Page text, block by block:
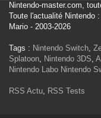
Nintendo-master.com,
Toute l'actualité Nintendo
Mario - 2003-2026
Tags : Nintendo Switch,
Splatoon, Nintendo 3DS,
Nintendo Labo Nintendo
RSS Actu, RSS Tests